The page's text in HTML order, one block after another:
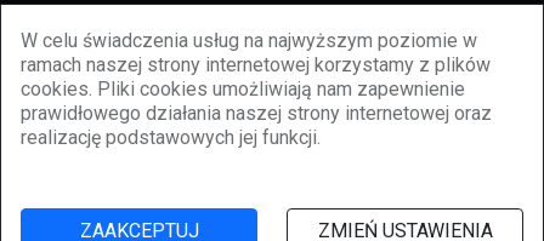
W celu świadczenia usług na najwyższym poziomie w
ramach naszej strony internetowej korzystamy z plików
cookies. Pliki cookies umożliwiają nam zapewnienie
prawidłowego działania naszej strony internetowej oraz
realizację podstawowych jej funkcji.
ZAAKCEPTUJ ZMIEŃ USTAWIENIA
Cookies
Reklama
BBiletomania